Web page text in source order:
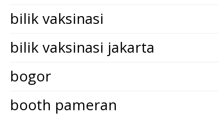
bilik vaksinasi
bilik vaksinasi jakarta
bogor
booth pameran